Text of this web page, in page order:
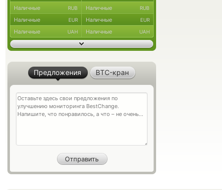
Наличные RUB Наличные RUB
Наличные EUR Наличные EUR
Наличные UAH Наличные UAH
Предложения BTC-кран